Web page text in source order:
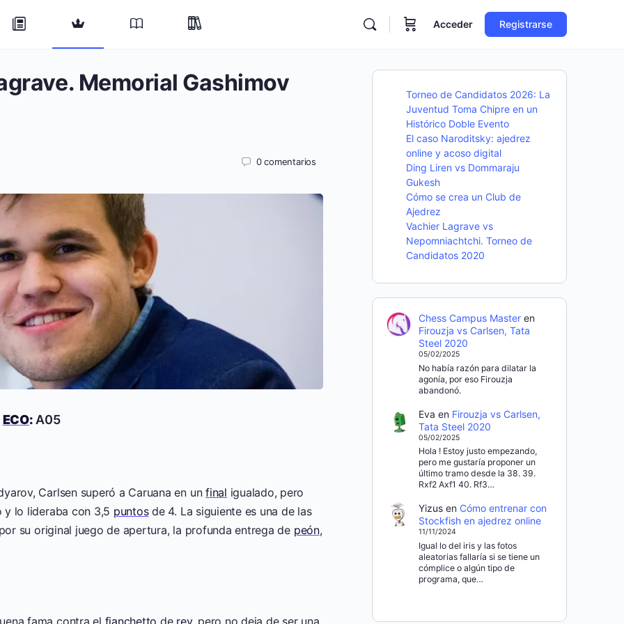
Acceder Registrarse
Memorial Gashimov
0comentarios
ECO: A05
Carlsen superó a Caruana en unfinal igualado, pero
y lo lideraba con 3,5 puntosde 4. La siguiente es una de las
su original juego de apertura, la profunda entrega de peón,
fama contra el fianchetto de rey, pero no deja de ser una
Torneo de Candidatos 2026: La
Juventud Toma Chipre en un
Histórico Doble Evento
El caso Naroditsky: ajedrez
online y acoso digital
Ding Liren vs Dommaraju
Gukesh
Cómo se crea un Club de
Ajedrez
Vachier Lagrave vs
Nepomniachtchi. Torneo de
Candidatos 2020
Chess Campus Masteren
Firouzja vs Carlsen, Tata
Steel 2020
05/02/2025
No había razón para dilatar la
agonía, por eso Firouzja
abandonó.
Eva en Firouzja vs Carlsen,
Tata Steel 2020
05/02/2025
Hola ! Estoy justo empezando,
pero me gustaría proponer un
último tramo desde la 38. 39.
Rxf2 Axf1 40. Rf3…
Yizusen Cómo entrenar con
Stockfish en ajedrez online
11/11/2024
Igual lo del iris y las fotos
aleatorias fallaría si se tiene un
cómplice o algún tipo de
programa, que…